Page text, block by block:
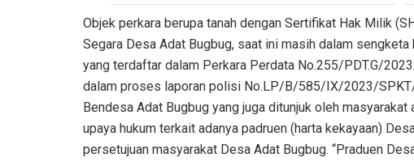
Objek perkara berupa tanah dengan Sertifikat Hak Milik
Segara Desa Adat Bugbug, saat ini masih dalam
yang terdaftar dalam Perkara Perdata No.255/PDT.G/
dalam proses laporan polisi No.LP/B/585/IX/2023/
Bendesa Adat Bugbug yang juga ditunjuk oleh
upaya hukum terkait adanya padruen (harta kekayaan)
persetujuan masyarakat Desa Adat Bugbug. “Praduen